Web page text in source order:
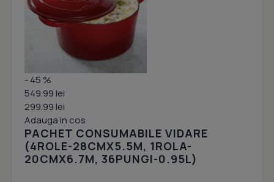
- 45 %
549.99 lei
299.99 lei
Adauga in cos
PACHET CONSUMABILE VIDARE
(4ROLE-28CMX5.5M, 1ROLA-
20CMX6.7M, 36PUNGI-0.95L)